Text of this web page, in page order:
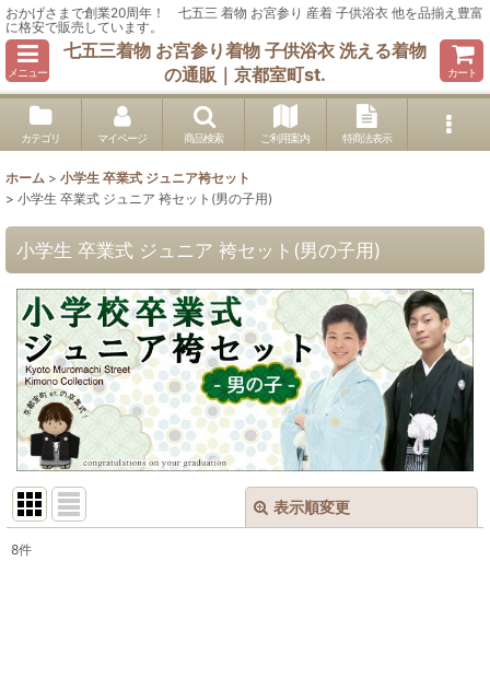
おかげさまで創業20周年！ 七五三 着物 お宮参り 産着 子供浴衣 他を品揃え豊富
に格安で販売しています。
メニュー
七五三着物 お宮参り着物 子供浴衣 洗える着物
の通販｜京都室町st.
カート
カテゴリ マイページ 商品検索 ご利用案内 特商法表示
ホーム > 小学生 卒業式 ジュニア袴セット
> 小学生 卒業式 ジュニア 袴セット(男の子用)
小学生 卒業式 ジュニア 袴セット(男の子用)
表示順変更
8件